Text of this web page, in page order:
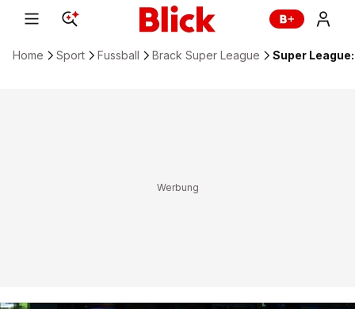
Home Sport Fussball Brack Super League Super